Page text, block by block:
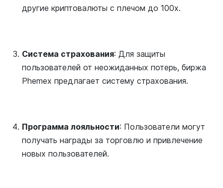
другие криптовалюты с плечом до 100x.
Система страхования: Для защиты
пользователей от неожиданных потерь, биржа
Phemex предлагает систему страхования.
Программа лояльности: Пользователи могут
получать награды за торговлю и привлечение
новых пользователей.